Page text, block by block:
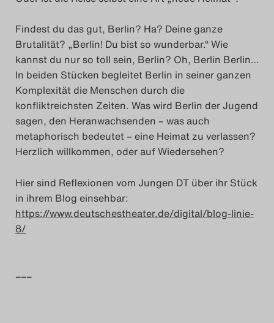
Findest du das gut, Berlin? Ha? Deine ganze
Brutalität? „Berlin! Du bist so wunderbar.“ Wie
kannst du nur so toll sein, Berlin? Oh, Berlin Berlin…
In beiden Stücken begleitet Berlin in seiner ganzen
Komplexität die Menschen durch die
konfliktreichsten Zeiten. Was wird Berlin der Jugend
sagen, den Heranwachsenden – was auch
metaphorisch bedeutet – eine Heimat zu verlassen?
Herzlich willkommen, oder auf Wiedersehen?
Hier sind Reflexionen vom Jungen DT über ihr Stück
in ihrem Blog einsehbar:
https://www.deutschestheater.de/digital/blog-linie-
8/
–––